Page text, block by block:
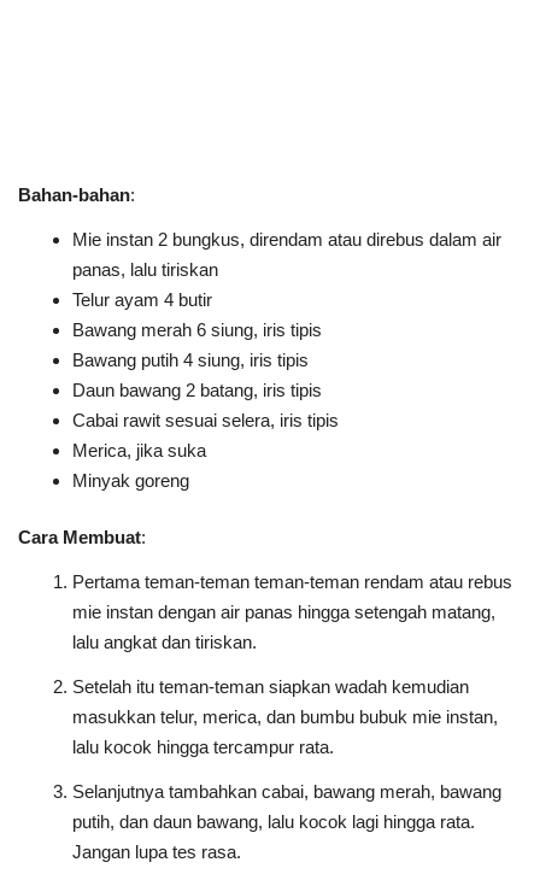
Bahan-bahan:
Mie instan 2 bungkus, direndam atau direbus dalam air
panas, lalu tiriskan
Telur ayam 4 butir
Bawang merah 6 siung, iris tipis
Bawang putih 4 siung, iris tipis
Daun bawang 2 batang, iris tipis
Cabai rawit sesuai selera, iris tipis
Merica, jika suka
Minyak goreng
Cara Membuat:
Pertama teman-teman teman-teman rendam atau rebus
mie instan dengan air panas hingga setengah matang,
lalu angkat dan tiriskan.
Setelah itu teman-teman siapkan wadah kemudian
masukkan telur, merica, dan bumbu bubuk mie instan,
lalu kocok hingga tercampur rata.
Selanjutnya tambahkan cabai, bawang merah, bawang
putih, dan daun bawang, lalu kocok lagi hingga rata.
Jangan lupa tes rasa.